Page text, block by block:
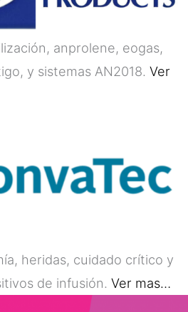
anprolene, eogas,
y sistemas AN2018. Ver
heridas, cuidado crítico y
de infusión. Ver mas…